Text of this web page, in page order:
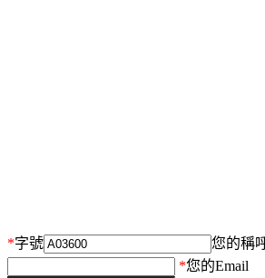
*字號
您的稱
*您的Email